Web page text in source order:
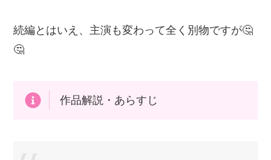
続編とはいえ、主演も変わって全く別物ですが🤔
🤔
作品解説・あらすじ